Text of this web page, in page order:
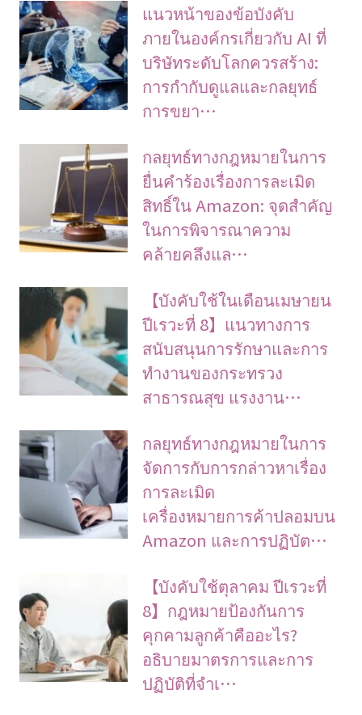
แนวหน้าของข้อบังคับ
ภายในองค์กรเกี่ยวกับ AI ที่
บริษัทระดับโลกควรสร้าง:
การกำกับดูแลและกลยุทธ์
การขยา…
กลยุทธ์ทางกฎหมายในการ
ยื่นคำร้องเรื่องการละเมิด
สิทธิ์ใน Amazon: จุดสำคัญ
ในการพิจารณาความ
คล้ายคลึงแล…
【บังคับใช้ในเดือนเมษายน
ปีเรวะที่ 8】แนวทางการ
สนับสนุนการรักษาและการ
ทำงานของกระทรวง
สาธารณสุข แรงงาน…
กลยุทธ์ทางกฎหมายในการ
จัดการกับการกล่าวหาเรื่อง
การละเมิด
เครื่องหมายการค้าปลอมบน
Amazon และการปฏิบัต…
【บังคับใช้ตุลาคม ปีเรวะที่
8】กฎหมายป้องกันการ
คุกคามลูกค้าคืออะไร?
อธิบายมาตรการและการ
ปฏิบัติที่จำเ…